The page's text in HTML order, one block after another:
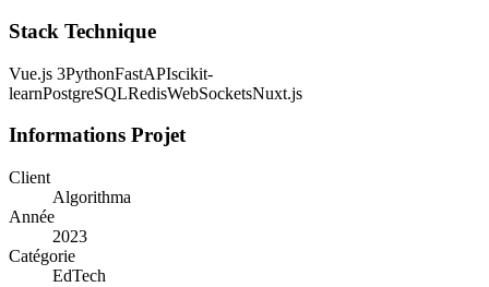
Stack Technique
Vue.js 3PythonFastAPIscikit-
learnPostgreSQLRedisWebSocketsNuxt.js
Informations Projet
Client
Algorithma
Année
2023
Catégorie
EdTech